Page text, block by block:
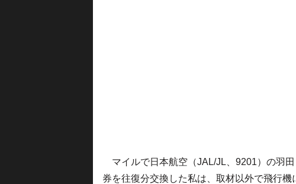
マイルで日本航空（JAL/JL、9201）の羽
券を往復分交換した私は、取材以外で飛行